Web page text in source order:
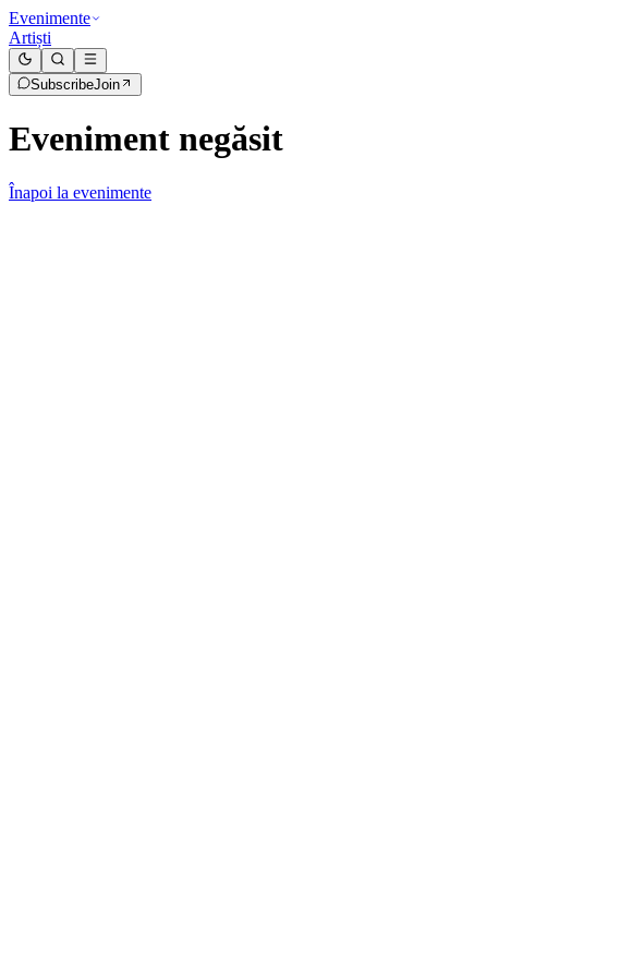
Evenimente
Artiști
SubscribeJoin
Eveniment negăsit
Înapoi la evenimente